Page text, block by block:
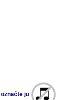
označte ju